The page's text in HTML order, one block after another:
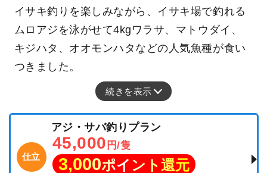
イサキ釣りを楽しみながら、イサキ場で釣れる
ムロアジを泳がせて4kgワラサ、マトウダイ、
キジハタ、オオモンハタなどの人気魚種が食い
つきました。
続きを表示
仕立
アジ・サバ釣りプラン
45,000 円/隻
3,000ポイント還元